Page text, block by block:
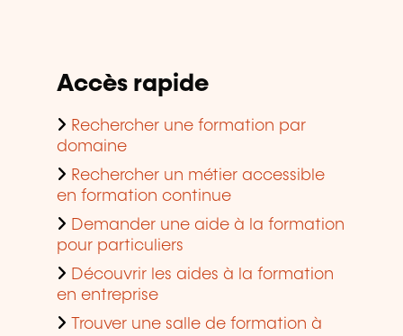
Accès rapide
Rechercher une formation par
domaine
Rechercher un métier accessible
en formation continue
Demander une aide à la formation
pour particuliers
Découvrir les aides à la formation
en entreprise
Trouver une salle de formation à